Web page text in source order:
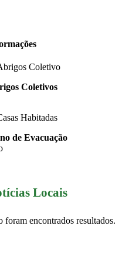
Coletivos
de Evacuação
Locais
foram encontrados resultados.